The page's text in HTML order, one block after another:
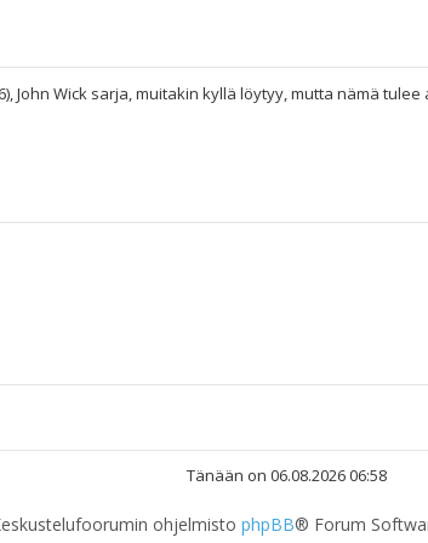
John Wick sarja, muitakin kyllä löytyy, mutta nämä
Tänään on 06.08.2026 06:58
ohjelmisto phpBB® Forum